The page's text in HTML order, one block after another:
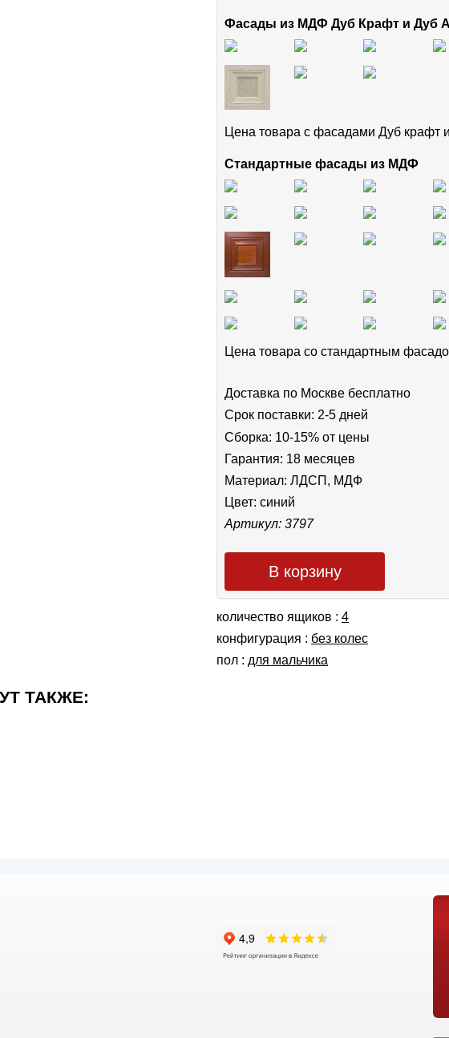
Фасады из МДФ Дуб Крафт и Дуб
Цена товара с фасадами Дуб крафт
Стандартные фасады из МДФ
Цена товара cо стандартным
Доставка по Москве бесплатно
Срок поставки: 2-5 дней
Сборка: 10-15% от цены
Гарантия: 18 месяцев
Материал: ЛДСП, МДФ
Цвет: синий
Артикул: 3797
В корзину
количество ящиков : 4
конфигурация : без колес
пол : для мальчика
ТАКЖЕ: